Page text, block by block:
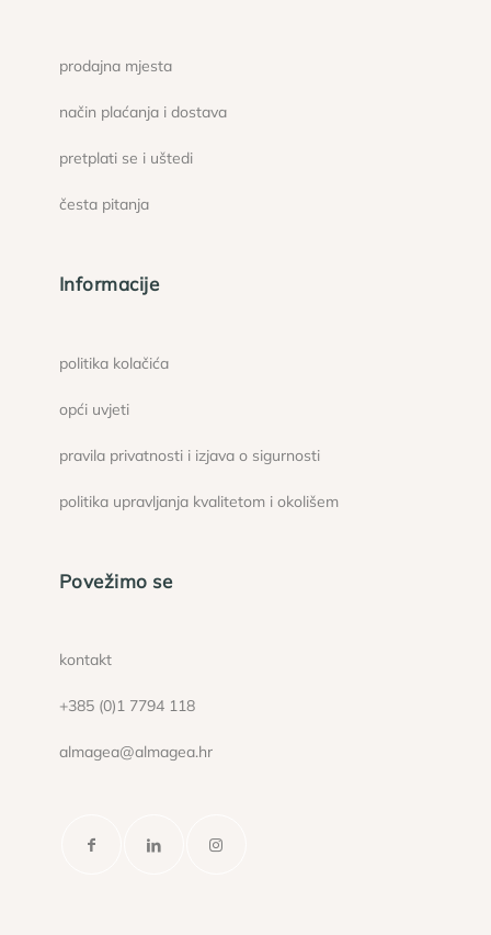
prodajna mjesta
način plaćanja i dostava
pretplati se i uštedi
česta pitanja
Informacije
politika kolačića
opći uvjeti
pravila privatnosti i izjava o sigurnosti
politika upravljanja kvalitetom i okolišem
Povežimo se
kontakt
+385 (0)1 7794 118
almagea@almagea.hr